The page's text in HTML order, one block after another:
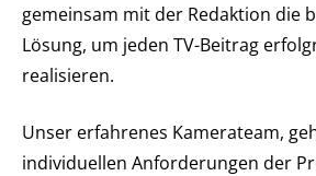
gemeinsam mit der Redaktion die
Lösung, um jeden TV-Beitrag
realisieren.
Unser erfahrenes Kamerateam,
individuellen Anforderungen der